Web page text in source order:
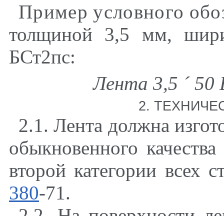
Пример условного
толщиной 3,5 мм,
БСт2пс:
Лента 3,5 ´50
2.
2.1. Лента должна
обыкно­вен­ного
второй категории всех
380-71.